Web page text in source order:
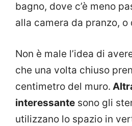
bagno, dove c’è meno
alla camera da pranzo,
Non è male l’idea di
che una volta chiuso
centimetro del muro.
interessante sono gli
utilizzano lo spazio in